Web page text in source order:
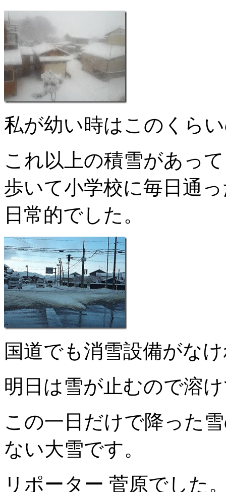
私が幼い時はこのくら
これ以上の積雪があっ
歩いて小学校に毎日通
日常的でした。
国道でも消雪設備がな
明日は雪が止むので溶
この一日だけで降った
ない大雪です。
リポーター 菅原でした